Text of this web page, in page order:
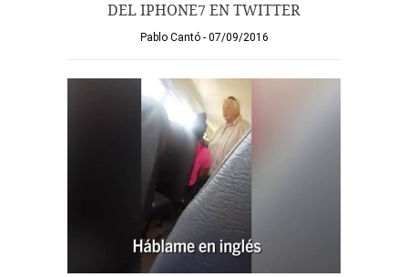
DEL IPHONE7 EN TWITTER
Pablo Cantó 07/09/2016